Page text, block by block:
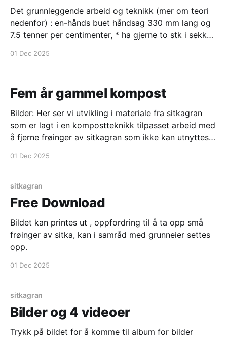
Det grunnleggende arbeid og teknikk (mer om teori
nedenfor) : en-hånds buet håndsag 330 mm lang og
7.5 tenner per centimenter, * ha gjerne to stk i sekken
01 Dec 2025
Fem år gammel kompost
Bilder: Her ser vi utvikling i materiale fra sitkagran
som er lagt i en kompostteknikk tilpasset arbeid med
å fjerne frøinger av sitkagran som ikke kan utnyttes
01 Dec 2025
sitkagran
Free Download
Bildet kan printes ut , oppfordring til å ta opp små
frøinger av sitka, kan i samråd med grunneier settes
opp.
01 Dec 2025
sitkagran
Bilder og 4 videoer
Trykk på bildet for å komme til album for bilder